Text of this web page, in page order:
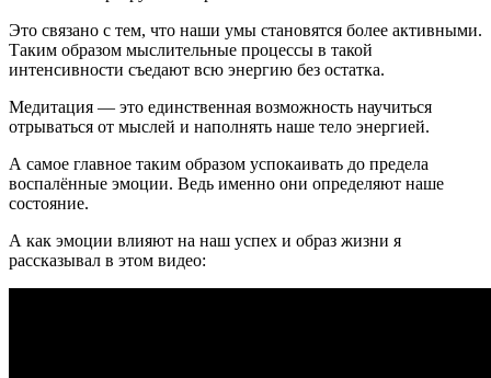
Это связано с тем, что наши умы становятся более активными.
Таким образом мыслительные процессы в такой
интенсивности съедают всю энергию без остатка.
Медитация — это единственная возможность научиться
отрываться от мыслей и наполнять наше тело энергией.
А самое главное таким образом успокаивать до предела
воспалённые эмоции. Ведь именно они определяют наше
состояние.
А как эмоции влияют на наш успех и образ жизни я
рассказывал в этом видео: